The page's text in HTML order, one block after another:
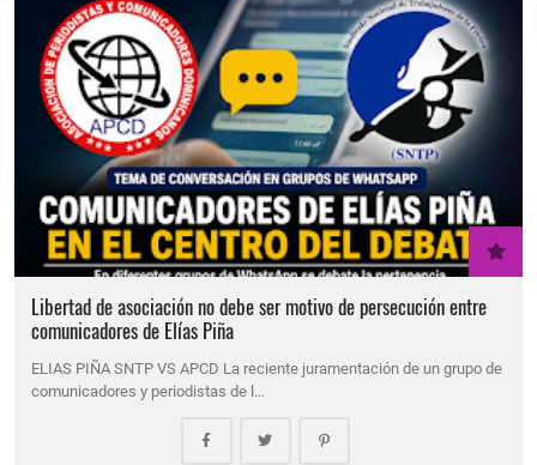
Libertad de asociación no debe ser motivo de persecución entre
comunicadores de Elías Piña
ELIAS PIÑA SNTP VS APCD La reciente juramentación de un grupo de
comunicadores y periodistas de l…